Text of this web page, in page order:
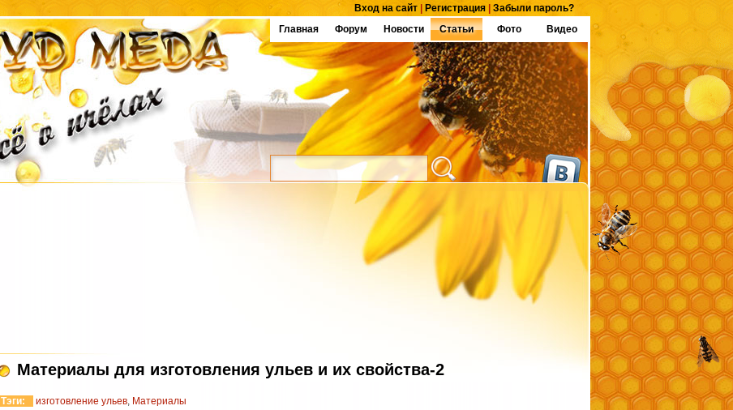
Вход на сайт Регистрация
Забыли пароль?
Главная
Форум Новости Статьи Фото Видео
Материалы для изготовления ульев и их свойства-2
Тэги: изготовление ульев, Материалы